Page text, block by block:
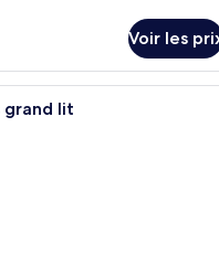
Voir les
Une chambre d’hôtel avec
grand lit